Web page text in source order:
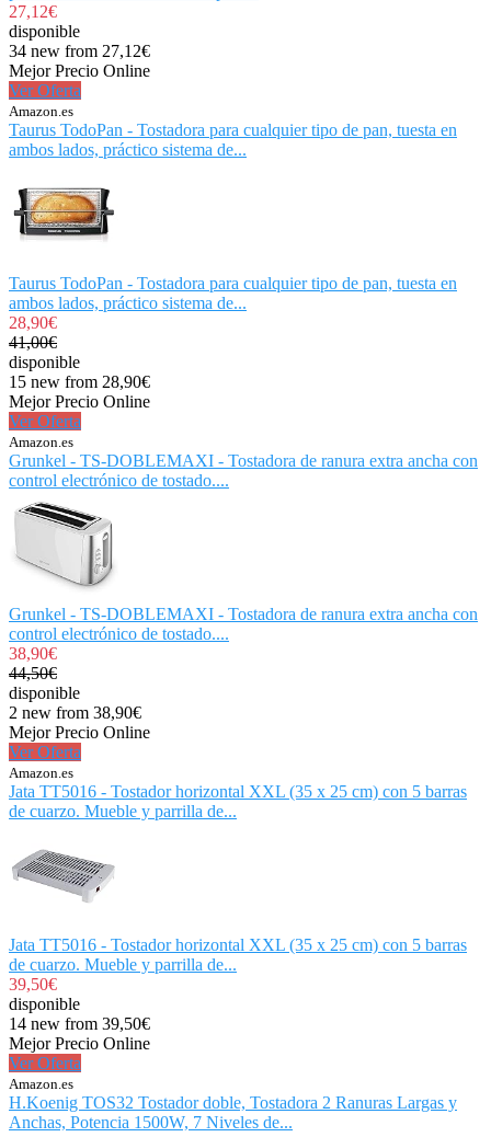
27,12€
disponible
34 new from 27,12€
Mejor Precio Online
Ver Oferta
Amazon.es
Taurus TodoPan - Tostadora para cualquier tipo de pan, tuesta en
ambos lados, práctico sistema de...
Taurus TodoPan - Tostadora para cualquier tipo de pan, tuesta en
ambos lados, práctico sistema de...
28,90€
41,00€
disponible
15 new from 28,90€
Mejor Precio Online
Ver Oferta
Amazon.es
Grunkel - TS-DOBLEMAXI - Tostadora de ranura extra ancha con
control electrónico de tostado....
Grunkel - TS-DOBLEMAXI - Tostadora de ranura extra ancha con
control electrónico de tostado....
38,90€
44,50€
disponible
2 new from 38,90€
Mejor Precio Online
Ver Oferta
Amazon.es
Jata TT5016 - Tostador horizontal XXL (35 x 25 cm) con 5 barras
de cuarzo. Mueble y parrilla de...
Jata TT5016 - Tostador horizontal XXL (35 x 25 cm) con 5 barras
de cuarzo. Mueble y parrilla de...
39,50€
disponible
14 new from 39,50€
Mejor Precio Online
Ver Oferta
Amazon.es
H.Koenig TOS32 Tostador doble, Tostadora 2 Ranuras Largas y
Anchas, Potencia 1500W, 7 Niveles de...